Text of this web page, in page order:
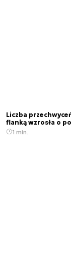
Liczba
flanką wzrosła o
1 min.